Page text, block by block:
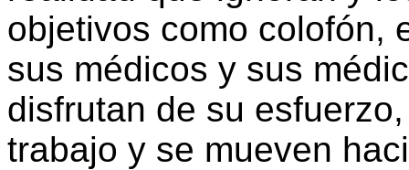
objetivos como colofón,
sus médicos y sus
disfrutan de su
trabajo y se mueven